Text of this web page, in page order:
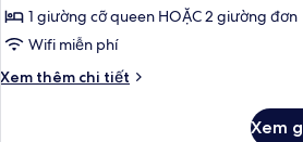
1 giường cỡ queen HOẶC 2 giường đơn
Wifi miễn phí
Xem thêm chi tiết
Chi
Xem